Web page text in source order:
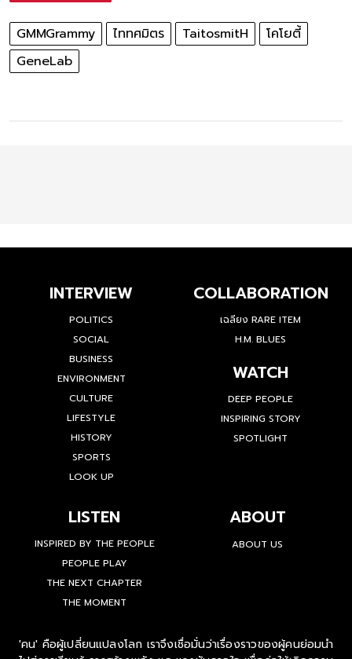
GMMGrammy ไททศมิตร TaitosmitH
โคโยตี้
GeneLab
INTERVIEW
POLITICS
SOCIAL
BUSINESS
ENVIRONMENT
CULTURE
LIFESTYLE
HISTORY
SPORTS
LOOK UP
COLLABORATION
เฉลียง RARE ITEM
H.M. BLUES
WATCH
DEEP PEOPLE
INSPIRING STORY
SPOTLIGHT
LISTEN
INSPIRED BY THE PEOPLE
PEOPLE PLAY
THE NEXT CHAPTER
THE MOMENT
ABOUT
ABOUT US
'คน' คือผู้เปลี่ยนแปลงโลก เราจึงเชื่อมั่นว่าเรื่องราวของผู้คนย่อมนำ